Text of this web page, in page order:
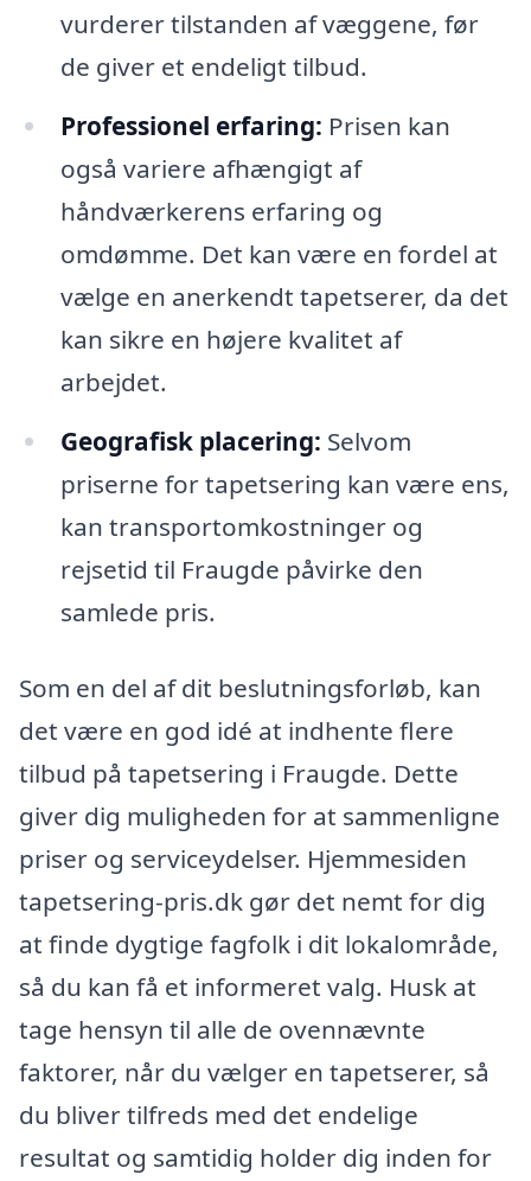
vurderer tilstanden af væggene, før
de giver et endeligt tilbud.
Professionel erfaring: Prisen kan
også variere afhængigt af
håndværkerens erfaring og
omdømme. Det kan være en fordel at
vælge en anerkendt tapetserer, da det
kan sikre en højere kvalitet af
arbejdet.
Geografisk placering: Selvom
priserne for tapetsering kan være ens,
kan transportomkostninger og
rejsetid til Fraugde påvirke den
samlede pris.
Som en del af dit beslutningsforløb, kan
det være en god idé at indhente flere
tilbud på tapetsering i Fraugde. Dette
giver dig muligheden for at sammenligne
priser og serviceydelser. Hjemmesiden
tapetsering-pris.dk gør det nemt for dig
at finde dygtige fagfolk i dit lokalområde,
så du kan få et informeret valg. Husk at
tage hensyn til alle de ovennævnte
faktorer, når du vælger en tapetserer, så
du bliver tilfreds med det endelige
resultat og samtidig holder dig inden for